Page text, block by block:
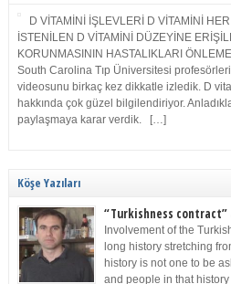
D VİTAMİNİ İŞLEVLERİ D VİTAMİNİ
İSTENİLEN D VİTAMİNİ DÜZEYİNE
KORUNMASININ HASTALIKLARI
South Carolina Tıp Üniversitesi
videosunu birkaç kez dikkatle izledik. D
hakkında çok güzel bilgilendiriyor.
paylaşmaya karar verdik. […]
Köşe Yazıları
“Turkishness contract”
Involvement of the
long history stretching
history is not one to be
and people in that